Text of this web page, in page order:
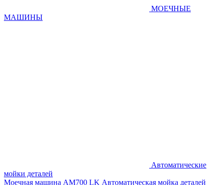
МОЕЧНЫЕ
МАШИНЫ
Автоматические
мойки деталей
Моечная машина AM700 LK Автоматическая мойка деталей